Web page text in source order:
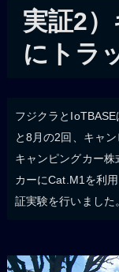
実証2
にトラ
フジクラと
と8月の2回、キャ
キャンピングカー
カーにCat.M1を利
証実験を行いました。